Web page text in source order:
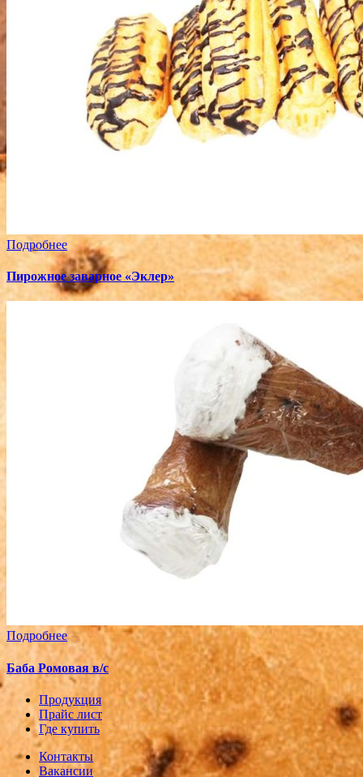
Подробнее
Пирожное заварное «Эклер»
Подробнее
Баба Ромовая в/с
Продукция
Прайс лист
Где купить
Контакты
Вакансии